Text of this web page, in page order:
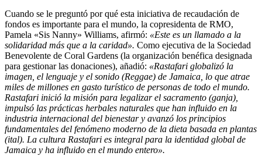
​Cuando se le preguntó por qué esta iniciativa de recaudación de
fondos es importante para el mundo, la copresidenta de RMO,
Pamela «Sis Nanny» Williams, afirmó: «Este es un llamado a la
solidaridad más que a la caridad». Como ejecutiva de la Sociedad
Benevolente de Coral Gardens (la organización benéfica designada
para gestionar las donaciones), añadió: «Rastafari globalizó la
imagen, el lenguaje y el sonido (Reggae) de Jamaica, lo que atrae
miles de millones en gasto turístico de personas de todo el mundo.
Rastafari inició la misión para legalizar el sacramento (ganja),
impulsó las prácticas herbales naturales que han influido en la
industria internacional del bienestar y avanzó los principios
fundamentales del fenómeno moderno de la dieta basada en plantas
(ital). La cultura Rastafari es integral para la identidad global de
Jamaica y ha influido en el mundo entero».